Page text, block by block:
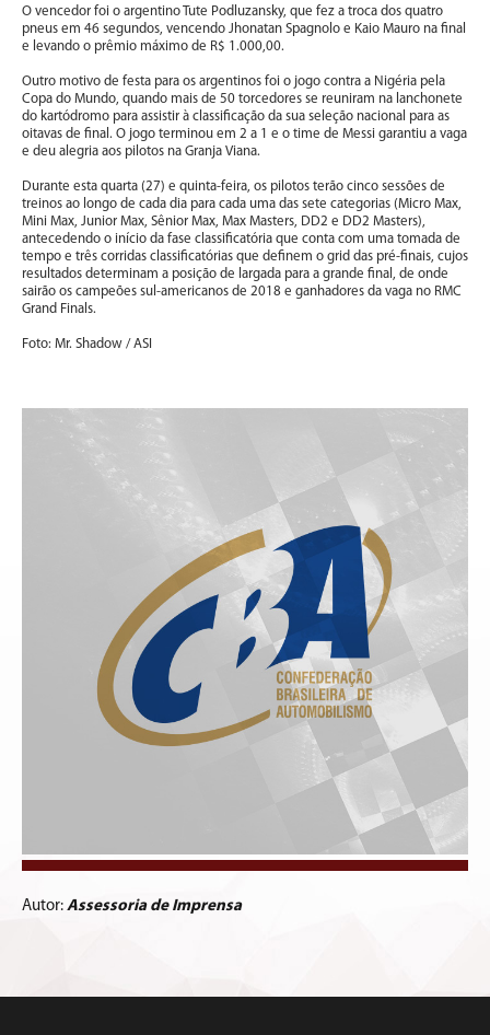
O vencedor foi o argentino Tute Podluzansky, que fez a troca dos quatro
pneus em 46 segundos, vencendo Jhonatan Spagnolo e Kaio Mauro na final
e levando o prêmio máximo de R$ 1.000,00.
Outro motivo de festa para os argentinos foi o jogo contra a Nigéria pela
Copa do Mundo, quando mais de 50 torcedores se reuniram na lanchonete
do kartódromo para assistir à classificação da sua seleção nacional para as
oitavas de final. O jogo terminou em 2 a 1 e o time de Messi garantiu a vaga
e deu alegria aos pilotos na Granja Viana.
Durante esta quarta (27) e quinta-feira, os pilotos terão cinco sessões de
treinos ao longo de cada dia para cada uma das sete categorias (Micro Max,
Mini Max, Junior Max, Sênior Max, Max Masters, DD2 e DD2 Masters),
antecedendo o início da fase classificatória que conta com uma tomada de
tempo e três corridas classificatórias que definem o grid das pré-finais, cujos
resultados determinam a posição de largada para a grande final, de onde
sairão os campeões sul-americanos de 2018 e ganhadores da vaga no RMC
Grand Finals.
Foto: Mr. Shadow / ASI
Autor: Assessoria de Imprensa